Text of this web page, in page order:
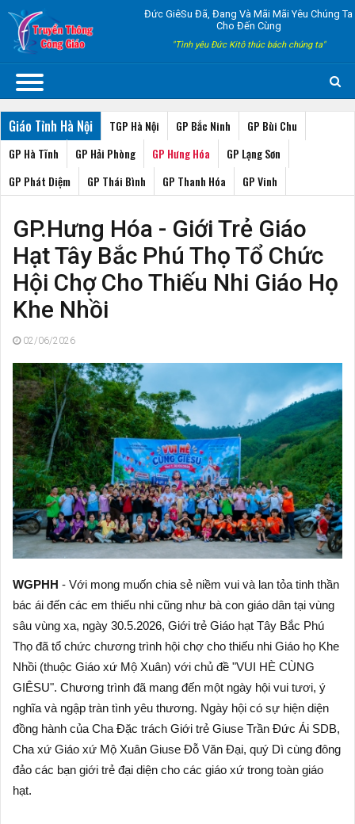
Đức GiêSu Đã, Đang Và Mãi Mãi Yêu Chúng Ta
Cho Đến Cùng
"Tình yêu Đức Kitô thúc bách chúng ta"
Giáo Tỉnh Hà Nội TGP Hà Nội GP Bắc Ninh
GP Bùi Chu
GP Hà Tĩnh
GP Hải Phòng GP Hưng Hóa
GP Lạng Sơn
GP Phát Diệm
GP Thái Bình GP Thanh Hóa GP Vinh
GP.Hưng Hóa - Giới Trẻ Giáo
Hạt Tây Bắc Phú Thọ Tổ Chức
Hội Chợ Cho Thiếu Nhi Giáo Họ
Khe Nhồi
02/06/2026
WGPHH - Với mong muốn chia sẻ niềm vui và lan tỏa tinh thần
bác ái đến các em thiếu nhi cũng như bà con giáo dân tại vùng
sâu vùng xa, ngày 30.5.2026, Giới trẻ Giáo hạt Tây Bắc Phú
Thọ đã tổ chức chương trình hội chợ cho thiếu nhi Giáo họ Khe
Nhồi (thuộc Giáo xứ Mộ Xuân) với chủ đề "VUI HÈ CÙNG
GIÊSU". Chương trình đã mang đến một ngày hội vui tươi, ý
nghĩa và ngập tràn tình yêu thương. Ngày hội có sự hiện diện
đồng hành của Cha Đặc trách Giới trẻ Giuse Trần Đức Ái SDB,
Cha xứ Giáo xứ Mộ Xuân Giuse Đỗ Văn Đại, quý Dì cùng đông
đảo các bạn giới trẻ đại diện cho các giáo xứ trong toàn giáo
hạt.